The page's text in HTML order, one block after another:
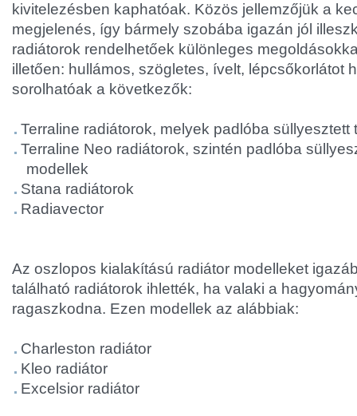
kivitelezésben kaphatóak. Közös jellemzőjük a
megjelenés, így bármely szobába igazán jól
radiátorok rendelhetőek különleges
illetően: hullámos, szögletes, ívelt, lépcsőkorlátot
sorolhatóak a következők:
Terraline radiátorok, melyek padlóba süllyesztett
Terraline Neo radiátorok, szintén padlóba
modellek
Stana radiátorok
Radiavector
Az oszlopos kialakítású radiátor modelleket
található radiátorok ihlették, ha valaki a
ragaszkodna. Ezen modellek az alábbiak:
Charleston radiátor
Kleo radiátor
Excelsior radiátor